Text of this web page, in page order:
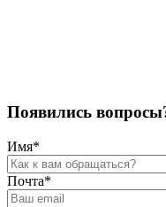
Появились вопросы
Имя*
Почта*